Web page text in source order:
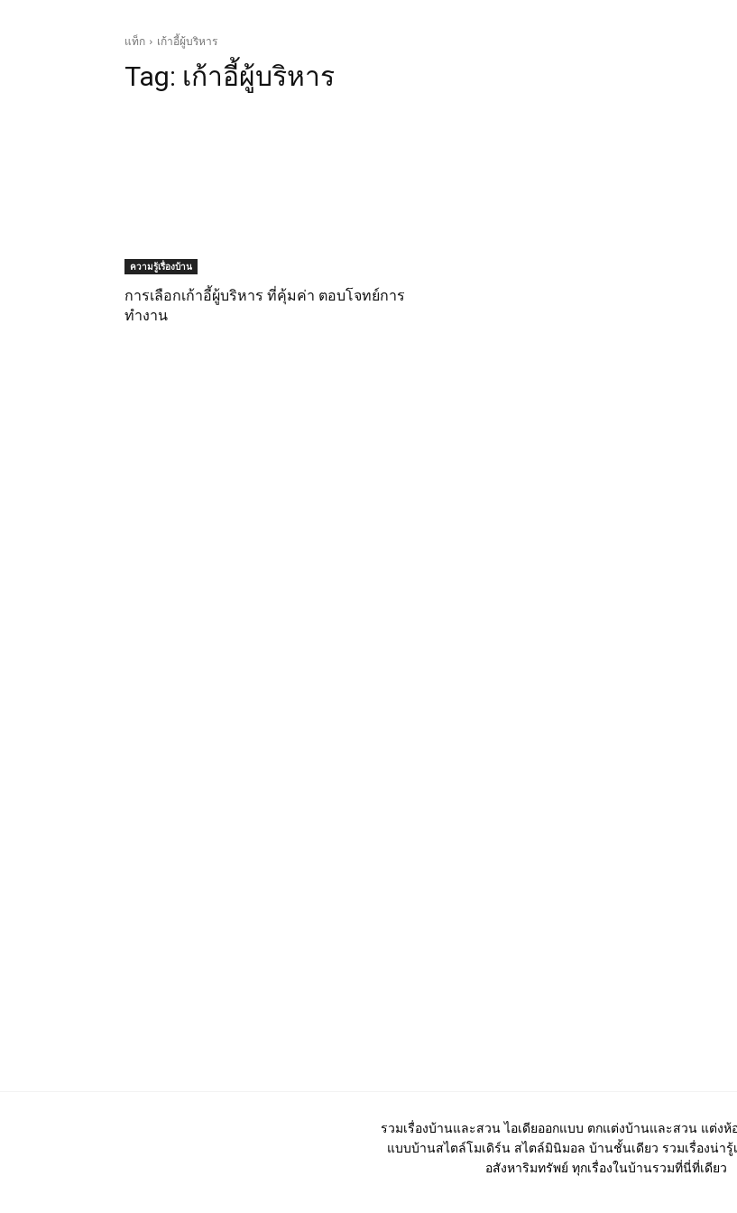
แท็ก เก้าอี้ผู้บริหาร
Tag: เก้าอี้ผู้บริหาร
ความรู้เรื่องบ้าน
การเลือกเก้าอี้ผู้บริหาร ที่คุ้มค่า ตอบโจทย์การ
ทำงาน
รวมเรื่องบ้านและสวน ไอเดียออกแบบ ตกแต่งบ้านและสวน แต่งห้
แบบบ้านสไตล์โมเดิร์น สไตล์มินิมอล บ้านชั้นเดียว รวมเรื่องน่ารู้
อสังหาริมทรัพย์ ทุกเรื่องในบ้านรวมที่นี่ที่เดียว